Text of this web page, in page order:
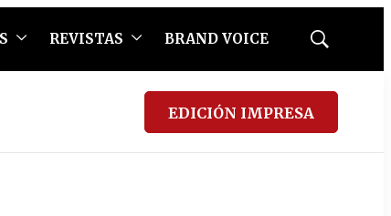
REVISTAS BRAND VOICE
Mostrar
EDICIÓN IMPRESA